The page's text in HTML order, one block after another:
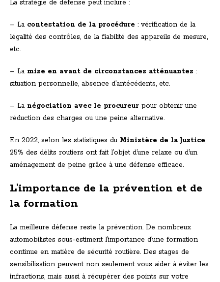
La stratégie de défense peut inclure :
– La contestation de la procédure : vérification de la
légalité des contrôles, de la fiabilité des appareils de mesure,
etc.
– La mise en avant de circonstances atténuantes :
situation personnelle, absence d’antécédents, etc.
– La négociation avec le procureur pour obtenir une
réduction des charges ou une peine alternative.
En 2022, selon les statistiques du Ministère de la Justice,
25% des délits routiers ont fait l’objet d’une relaxe ou d’un
aménagement de peine grâce à une défense efficace.
L’importance de la prévention et de
la formation
La meilleure défense reste la prévention. De nombreux
automobilistes sous-estiment l’importance d’une formation
continue en matière de sécurité routière. Des stages de
sensibilisation peuvent non seulement vous aider à éviter les
infractions, mais aussi à récupérer des points sur votre